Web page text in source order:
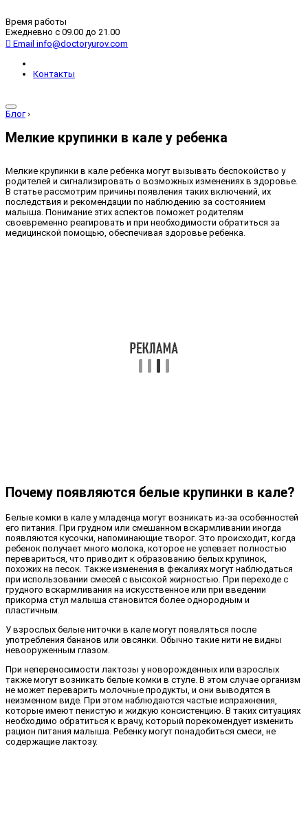
Время работы
Ежедневно с 09.00 до 21.00
Email info@doctoryurov.com
Контакты
Блог ›
Мелкие крупинки в кале у ребенка
Мелкие крупинки в кале ребенка могут вызывать беспокойство у
родителей и сигнализировать о возможных изменениях в здоровье.
В статье рассмотрим причины появления таких включений, их
последствия и рекомендации по наблюдению за состоянием
малыша. Понимание этих аспектов поможет родителям
своевременно реагировать и при необходимости обратиться за
медицинской помощью, обеспечивая здоровье ребенка.
Почему появляются белые крупинки в кале?
Белые комки в кале у младенца могут возникать из-за особенностей
его питания. При грудном или смешанном вскармливании иногда
появляются кусочки, напоминающие творог. Это происходит, когда
ребенок получает много молока, которое не успевает полностью
перевариться, что приводит к образованию белых крупинок,
похожих на песок. Также изменения в фекалиях могут наблюдаться
при использовании смесей с высокой жирностью. При переходе с
грудного вскармливания на искусственное или при введении
прикорма стул малыша становится более однородным и
пластичным.
У взрослых белые ниточки в кале могут появляться после
употребления бананов или овсянки. Обычно такие нити не видны
невооруженным глазом.
При непереносимости лактозы у новорожденных или взрослых
также могут возникать белые комки в стуле. В этом случае организм
не может переварить молочные продукты, и они выводятся в
неизменном виде. При этом наблюдаются частые испражнения,
которые имеют пенистую и жидкую консистенцию. В таких ситуациях
необходимо обратиться к врачу, который порекомендует изменить
рацион питания малыша. Ребенку могут понадобиться смеси, не
содержащие лактозу.